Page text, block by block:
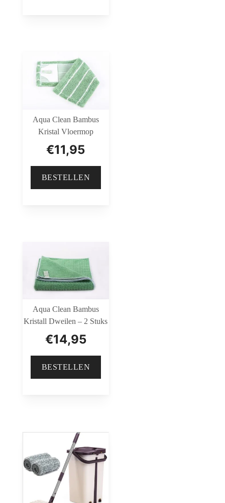
Aqua Clean Bambus
Kristal Vloermop
€11,95
BESTELLEN
Aqua Clean Bambus
Kristall Dweilen – 2 Stuks
€14,95
BESTELLEN